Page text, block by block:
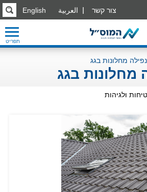
English العربية צור קשר
תפריט
מחלונות בגג
מחלונות בגג
ולגיהות